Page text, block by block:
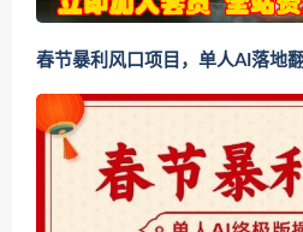
春节暴利风口项目，单人AI落地